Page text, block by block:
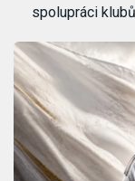
spolupráci